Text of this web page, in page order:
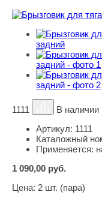
1111
В наличии
Артикул: 1111
Каталожный
Применяется:
1 090,00 руб.
Цена: 2 шт. (пара)